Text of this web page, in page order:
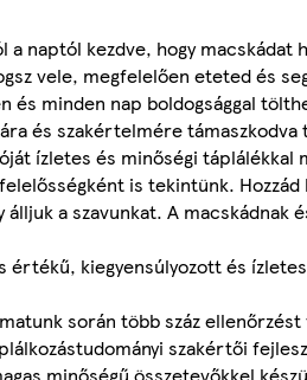
naptól kezdve, hogy macskádat
vele, megfelelően eteted és
és minden nap boldogsággal
és szakértelmére támaszkodva
ízletes és minőségi táplálékkal
is tekintünk.
a szavunkat. A macskádnak
értékű, kiegyensúlyozott és
során több száz ellenőrzést
szakértői
minőségű összetevőkkel